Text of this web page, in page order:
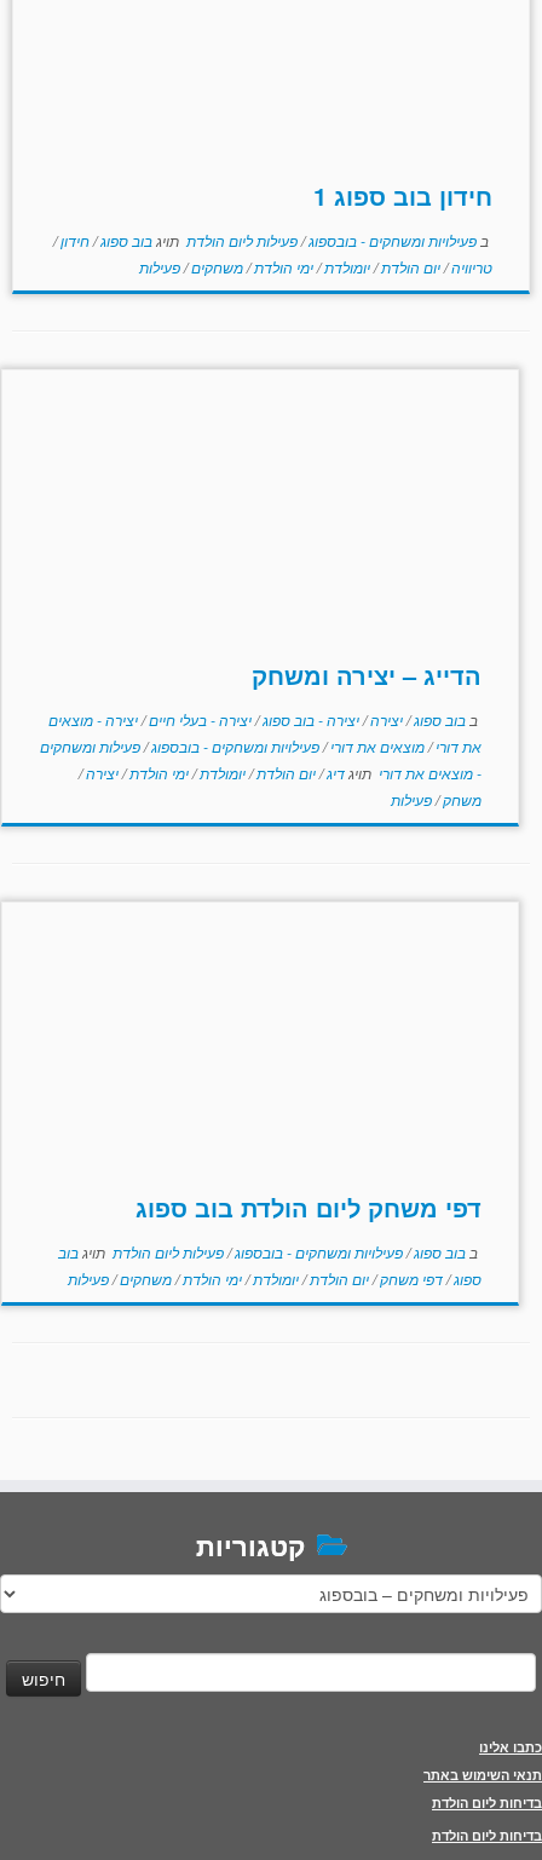
חידון בוב ספוג 1
ב פעילויות ומשחקים - בובספוג/פעילות ליום הולדת תויגבוב ספוג/חידון/
טריוויה/יום הולדת/יומולדת/ימי הולדת/משחקים/פעילות
הדייג – יצירה ומשחק
ב בוב ספוג/יצירה/יצירה - בוב ספוג/יצירה - בעלי חיים/יצירה - מוצאים
את דורי/מוצאים את דורי/פעילויות ומשחקים - בובספוג/פעילות ומשחקים
- מוצאים את דורי תויגדיג/יום הולדת/יומולדת/ימי הולדת/יצירה/
משחק/פעילות
דפי משחק ליום הולדת בוב ספוג
ב בוב ספוג/פעילויות ומשחקים - בובספוג/פעילות ליום הולדת תויגבוב
ספוג/דפי משחק/יום הולדת/יומולדת/ימי הולדת/משחקים/פעילות
קטגוריות
קטגוריות
חיפוש:
כתבו אלינו
תנאי השימוש באתר
בדיחות ליום הולדת
בדיחות ליום הולדת